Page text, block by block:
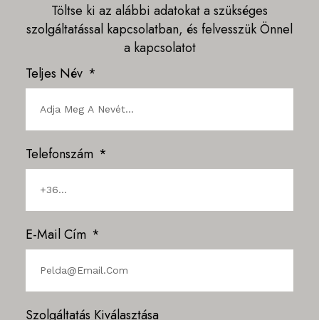
Töltse ki az alábbi adatokat a szükséges
szolgáltatással kapcsolatban, és felvesszük Önnel
a kapcsolatot
Teljes Név
Telefonszám
E-Mail Cím
Szolgáltatás Kiválasztása